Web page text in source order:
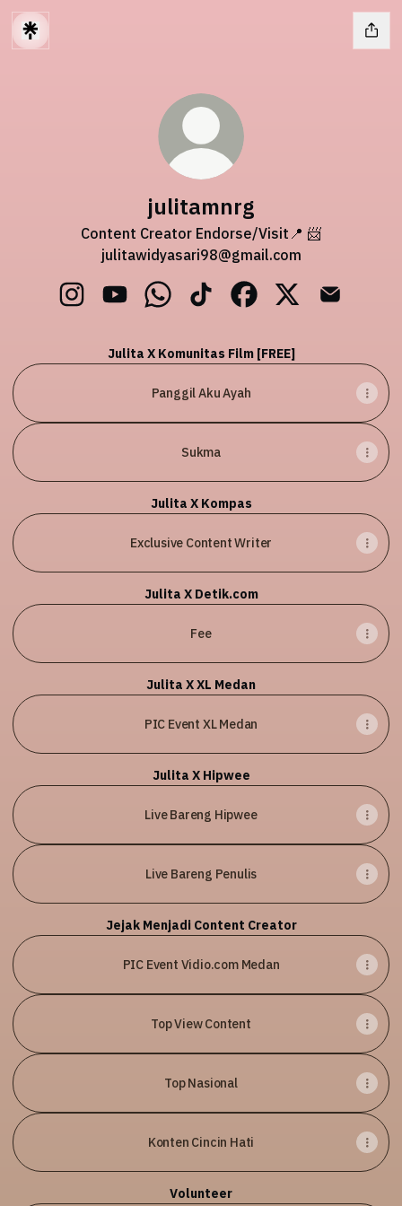
julitamnrg
Content Creator Endorse/Visit📍 📨
julitawidyasari98@gmail.com
Julita X Komunitas Film [FREE]
Panggil Aku Ayah
Sukma
Julita X Kompas
Exclusive Content Writer
Julita X Detik.com
Fee
Julita X XL Medan
PIC Event XL Medan
Julita X Hipwee
Live Bareng Hipwee
Live Bareng Penulis
Jejak Menjadi Content Creator
PIC Event Vidio.com Medan
Top View Content
Top Nasional
Konten Cincin Hati
Volunteer